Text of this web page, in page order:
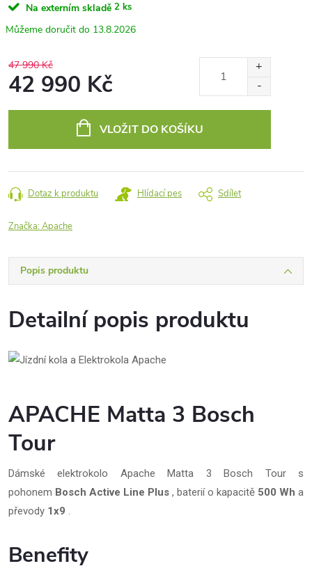
Na externím skladě 2 ks
13.8.2026
47 990 Kč
42 990 Kč
VLOŽIT DO KOŠÍKU
Dotaz k produktu Hlídací pes Sdílet
Značka:Apache
Popis produktu
Detailní popis produktu
APACHE Matta 3 Bosch
Tour
Dámské elektrokolo Apache Matta 3 Bosch Tour s
pohonem Bosch Active Line Plus , baterií o kapacitě 500 Wh a
převody 1x9 .
Benefity